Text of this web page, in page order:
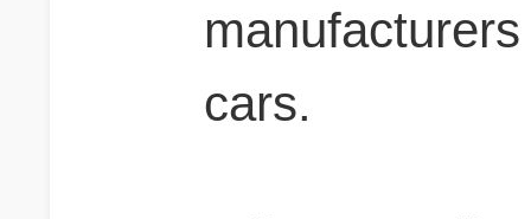
cars.